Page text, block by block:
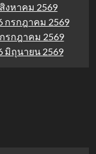
งหาคม 2569
กรกฎาคม 2569
รกฎาคม 2569
มิถุนายน 2569